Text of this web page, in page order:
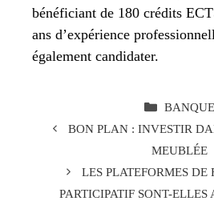
bénéficiant de 180 crédits
ans d’expérience
également candidater.
BANQUE
BON PLAN : INVESTIR
MEUBLÉE
LES PLATEFORMES
PARTICIPATIF SONT-ELLES